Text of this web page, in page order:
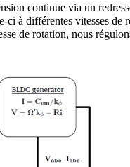
continue via un
à différentes vitesses de
de rotation, nous